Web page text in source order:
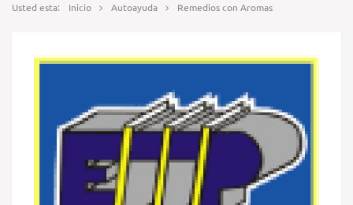
Usted esta: Inicio Autoayuda Remedios con Aromas